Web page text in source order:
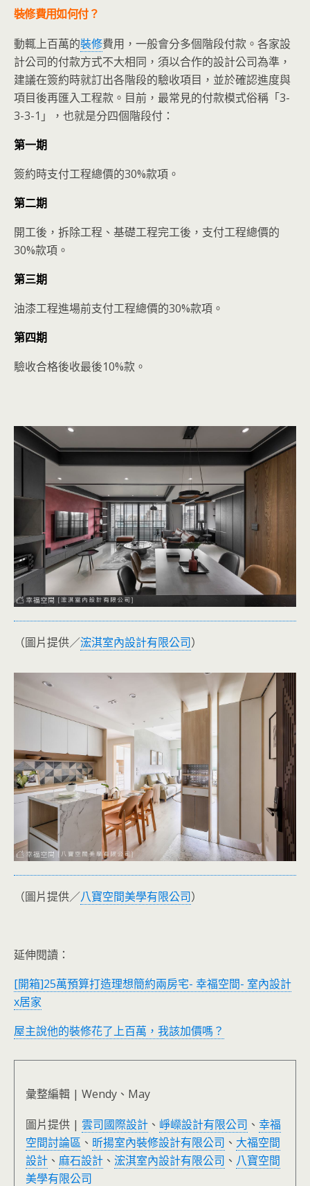
裝修費用如何付？
動輒上百萬的裝修費用，一般會分多個階段付款。各家設
計公司的付款方式不大相同，須以合作的設計公司為準，
建議在簽約時就訂出各階段的驗收項目，並於確認進度與
項目後再匯入工程款。目前，最常見的付款模式俗稱「3-
3-3-1」，也就是分四個階段付：
第一期
簽約時支付工程總價的30%款項。
第二期
開工後，拆除工程、基礎工程完工後，支付工程總價的
30%款項。
第三期
油漆工程進場前支付工程總價的30%款項。
第四期
驗收合格後收最後10%款。
（圖片提供／浤淇室內設計有限公司）
（圖片提供／八寶空間美學有限公司）
延伸閱讀：
[開箱]25萬預算打造理想簡約兩房宅- 幸福空間- 室內設計
x居家
屋主說他的裝修花了上百萬，我該加價嗎？
彙整編輯 | Wendy、May
圖片提供 | 雲司國際設計 、 崢嶸設計有限公司 、 幸福
空間討論區 、 昕揚室內裝修設計有限公司 、 大福空間
設計 、 麻石設計 、 浤淇室內設計有限公司 、 八寶空間
美學有限公司